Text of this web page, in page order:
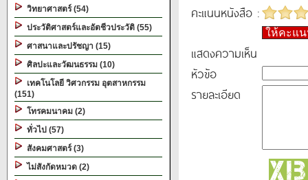
วิทยาศาสตร์ (54)
ประวัติศาสตร์และอัตชีวประวัติ (55)
ศาสนาและปรัชญา (15)
ศิลปะและวัฒนธรรม (10)
เทคโนโลยี วิศวกรรม อุตสาหกรรม
(151)
โทรคมนาคม (2)
ทั่วไป (57)
สังคมศาสตร์ (3)
ไม่สังกัดหมวด (2)
คะแนนหนังสือ :
ให้คะแ
แสดงความเห็น
หัวข้อ
รายละเอียด